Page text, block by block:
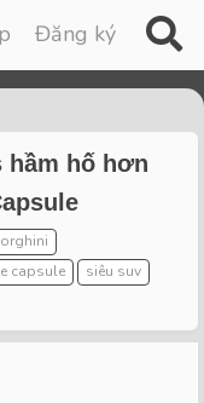
Đăng ký
hầm hố hơn
capsule
siêu suv